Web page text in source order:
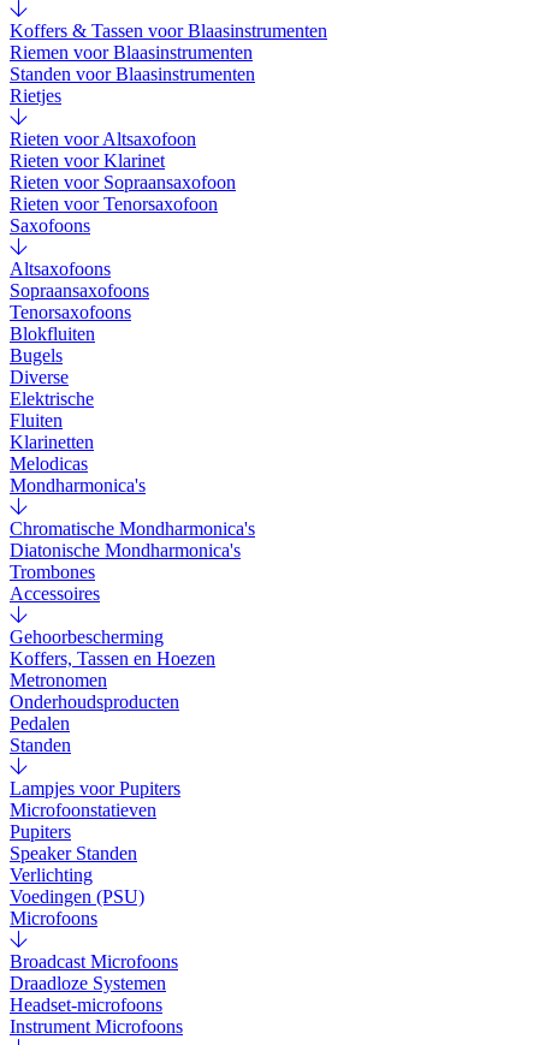
Koffers & Tassen voor Blaasinstrumenten
Riemen voor Blaasinstrumenten
Standen voor Blaasinstrumenten
Rietjes
Rieten voor Altsaxofoon
Rieten voor Klarinet
Rieten voor Sopraansaxofoon
Rieten voor Tenorsaxofoon
Saxofoons
Altsaxofoons
Sopraansaxofoons
Tenorsaxofoons
Blokfluiten
Bugels
Diverse
Elektrische
Fluiten
Klarinetten
Melodicas
Mondharmonica's
Chromatische Mondharmonica's
Diatonische Mondharmonica's
Trombones
Accessoires
Gehoorbescherming
Koffers, Tassen en Hoezen
Metronomen
Onderhoudsproducten
Pedalen
Standen
Lampjes voor Pupiters
Microfoonstatieven
Pupiters
Speaker Standen
Verlichting
Voedingen (PSU)
Microfoons
Broadcast Microfoons
Draadloze Systemen
Headset-microfoons
Instrument Microfoons